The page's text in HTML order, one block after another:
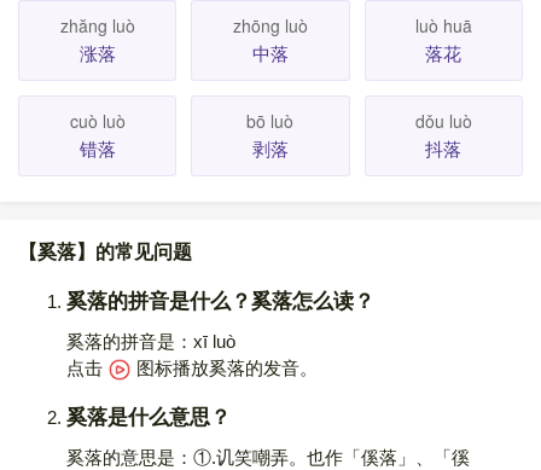
zhăng luò
涨落
zhōng luò
中落
luò huā
落花
cuò luò
错落
bō luò
剥落
dǒu luò
抖落
【奚落】的常见问题
奚落的拼音是什么？奚落怎么读？
奚落的拼音是：xī luò
点击
图标播放奚落的发音。
奚落是什么意思？
奚落的意思是：①.讥笑嘲弄。也作「傒落」、「徯